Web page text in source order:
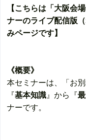
【こちらは「大阪会
ナーのライブ配信版
みページです】
《概要》
本セミナーは、「お
『基本知識 』から『
ナーです。